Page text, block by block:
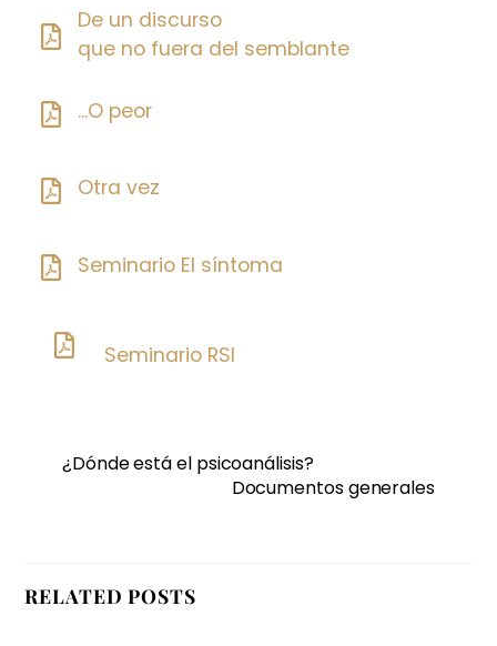
De un discurso
que no fuera del semblante
...O peor
Otra vez
Seminario El síntoma
Seminario RSI
¿Dónde está el psicoanálisis?
Documentos generales
RELATED POSTS